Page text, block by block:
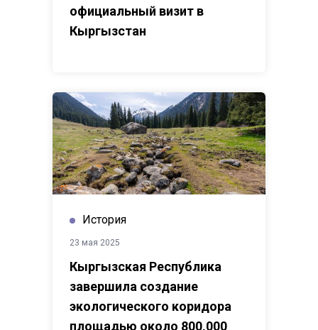
официальный визит в
Кыргызстан
История
23 мая 2025
Кыргызская Республика
завершила создание
экологического коридора
площадью около 800,000